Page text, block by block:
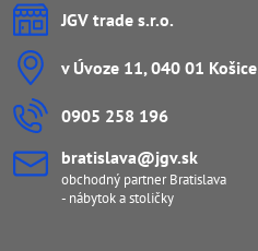
JGV trade s​.r​.o​.
v Úvoze 11, 040 01 Košice
0905 258 196
bratislava​@jgv​.sk
obchodný partner Bratislava
- nábytok a stoličky